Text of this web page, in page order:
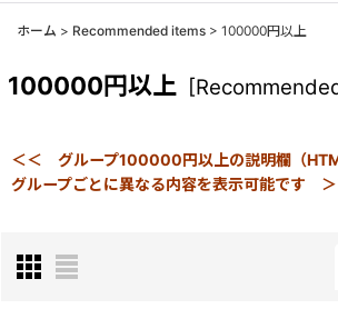
ホーム > Recommended items > 100000円以上
100000円以上 [
＜＜ グループ100000円以上の説明欄（
グループごとに異なる内容を表示可能です